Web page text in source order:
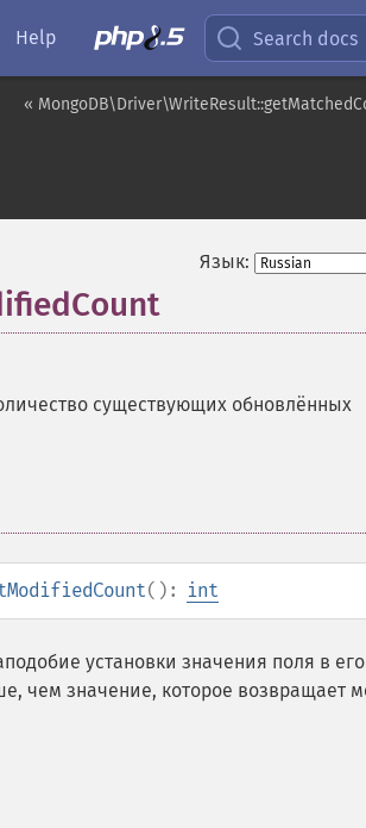
Help Search docs
«
Язык:
существующих обновлённых
(): int
установки значения поля в его
чем значение, которое возвращает